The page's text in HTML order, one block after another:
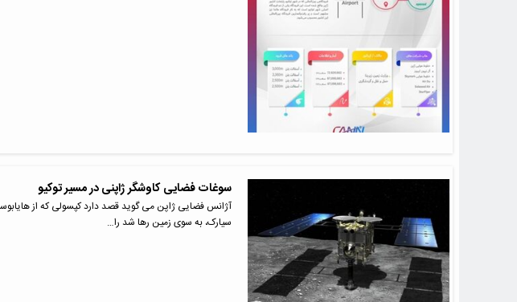
سوغات فضایی کاوشگر ژاپنی در مسیر توکیو
سیارک، به سوی زمین رها شد را…